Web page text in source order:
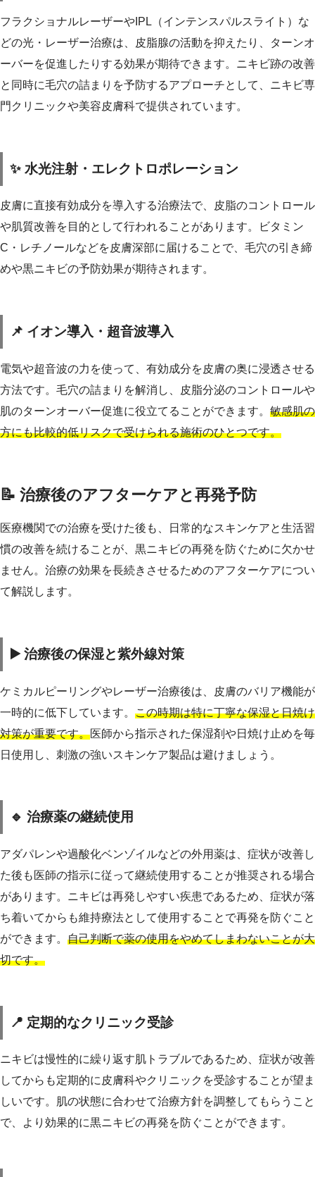
フラクショナルレーザーやIPL（インテンスパルスライト）な
どの光・レーザー治療は、皮脂腺の活動を抑えたり、ターンオ
ーバーを促進したりする効果が期待できます。ニキビ跡の改善
と同時に毛穴の詰まりを予防するアプローチとして、ニキビ専
門クリニックや美容皮膚科で提供されています。
✨ 水光注射・エレクトロポレーション
皮膚に直接有効成分を導入する治療法で、皮脂のコントロール
や肌質改善を目的として行われることがあります。ビタミン
C・レチノールなどを皮膚深部に届けることで、毛穴の引き締
めや黒ニキビの予防効果が期待されます。
📌 イオン導入・超音波導入
電気や超音波の力を使って、有効成分を皮膚の奥に浸透させる
方法です。毛穴の詰まりを解消し、皮脂分泌のコントロールや
肌のターンオーバー促進に役立てることができます。 敏感肌の
方にも比較的低リスクで受けられる施術のひとつです。
📝 治療後のアフターケアと再発予防
医療機関での治療を受けた後も、日常的なスキンケアと生活習
慣の改善を続けることが、黒ニキビの再発を防ぐために欠かせ
ません。治療の効果を長続きさせるためのアフターケアについ
て解説します。
▶️ 治療後の保湿と紫外線対策
ケミカルピーリングやレーザー治療後は、皮膚のバリア機能が
一時的に低下しています。 この時期は特に丁寧な保湿と日焼け
対策が重要です。医師から指示された保湿剤や日焼け止めを毎
日使用し、刺激の強いスキンケア製品は避けましょう。
🔹 治療薬の継続使用
アダパレンや過酸化ベンゾイルなどの外用薬は、症状が改善し
た後も医師の指示に従って継続使用することが推奨される場合
があります。ニキビは再発しやすい疾患であるため、症状が落
ち着いてからも維持療法として使用することで再発を防ぐこと
ができます。 自己判断で薬の使用をやめてしまわないことが大
切です。
📍 定期的なクリニック受診
ニキビは慢性的に繰り返す肌トラブルであるため、症状が改善
してからも定期的に皮膚科やクリニックを受診することが望ま
しいです。肌の状態に合わせて治療方針を調整してもらうこと
で、より効果的に黒ニキビの再発を防ぐことができます。